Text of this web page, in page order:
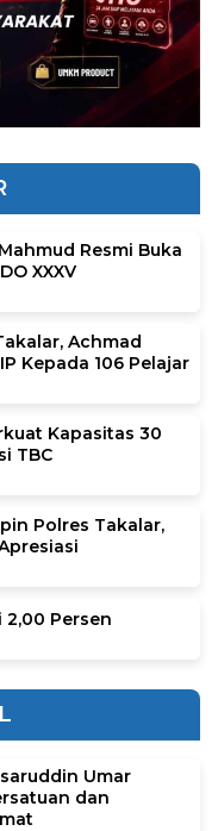
Resmi Buka
XXXV
Achmad
Kepada 106 Pelajar
Kapasitas 30
TBC
Polres Takalar,
2,00 Persen
Umar
dan